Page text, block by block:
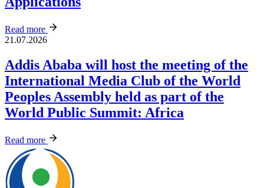
Read more
21.07.2026
Addis Ababa will host the meeting of the
International Media Club of the World
Peoples Assembly held as part of the
World Public Summit: Africa
Read more